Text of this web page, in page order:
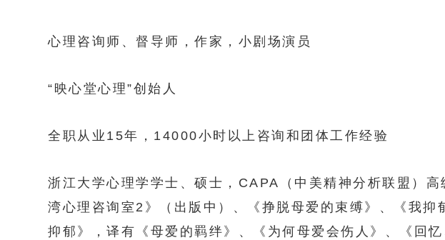
心理咨询师、督导师，作家，小剧场演员
“映心堂心理”创始人
全职从业15年，14000小时以上咨询和团体工作经验
浙江大学心理学学士、硕士，CAPA（中美精神分析联盟）
湾心理咨询室2》（出版中）、《挣脱母爱的束缚》、《我
抑郁》，译有《母爱的羁绊》、《为何母爱会伤人》、《回忆